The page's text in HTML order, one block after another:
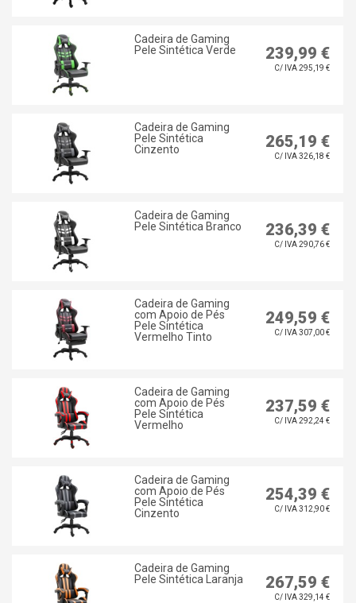
Cadeira de Gaming
Pele Sintética Verde
239,99 €
C/ IVA 295,19 €
Cadeira de Gaming
Pele Sintética
Cinzento
265,19 €
C/ IVA 326,18 €
Cadeira de Gaming
Pele Sintética Branco
236,39 €
C/ IVA 290,76 €
Cadeira de Gaming
com Apoio de Pés
Pele Sintética
Vermelho Tinto
249,59 €
C/ IVA 307,00 €
Cadeira de Gaming
com Apoio de Pés
Pele Sintética
Vermelho
237,59 €
C/ IVA 292,24 €
Cadeira de Gaming
com Apoio de Pés
Pele Sintética
Cinzento
254,39 €
C/ IVA 312,90 €
Cadeira de Gaming
Pele Sintética Laranja
267,59 €
C/ IVA 329,14 €